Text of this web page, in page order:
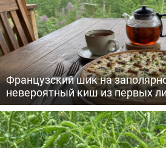
Французский шик на
невероятный киш из первых